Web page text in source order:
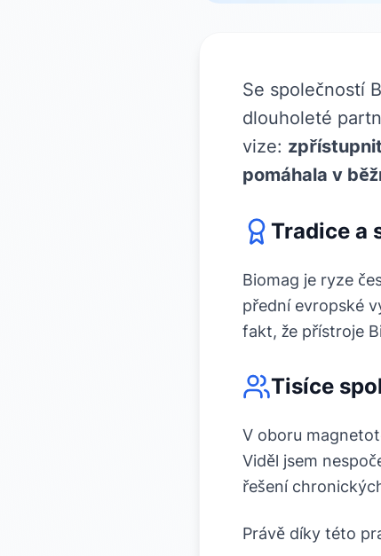
Se společností
dlouholeté
vize:
pomáhala v
Tradice a
Biomag je ryze
přední evropské
fakt, že přístroje
Tisíce
V oboru
Viděl jsem
řešení
Právě díky této